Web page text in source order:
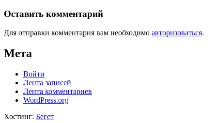
Оставить комментарий
Для отправки комментария вам необходимо авторизоваться.
Мета
Войти
Лента записей
Лента комментариев
WordPress.org
Хостинг: Бегет